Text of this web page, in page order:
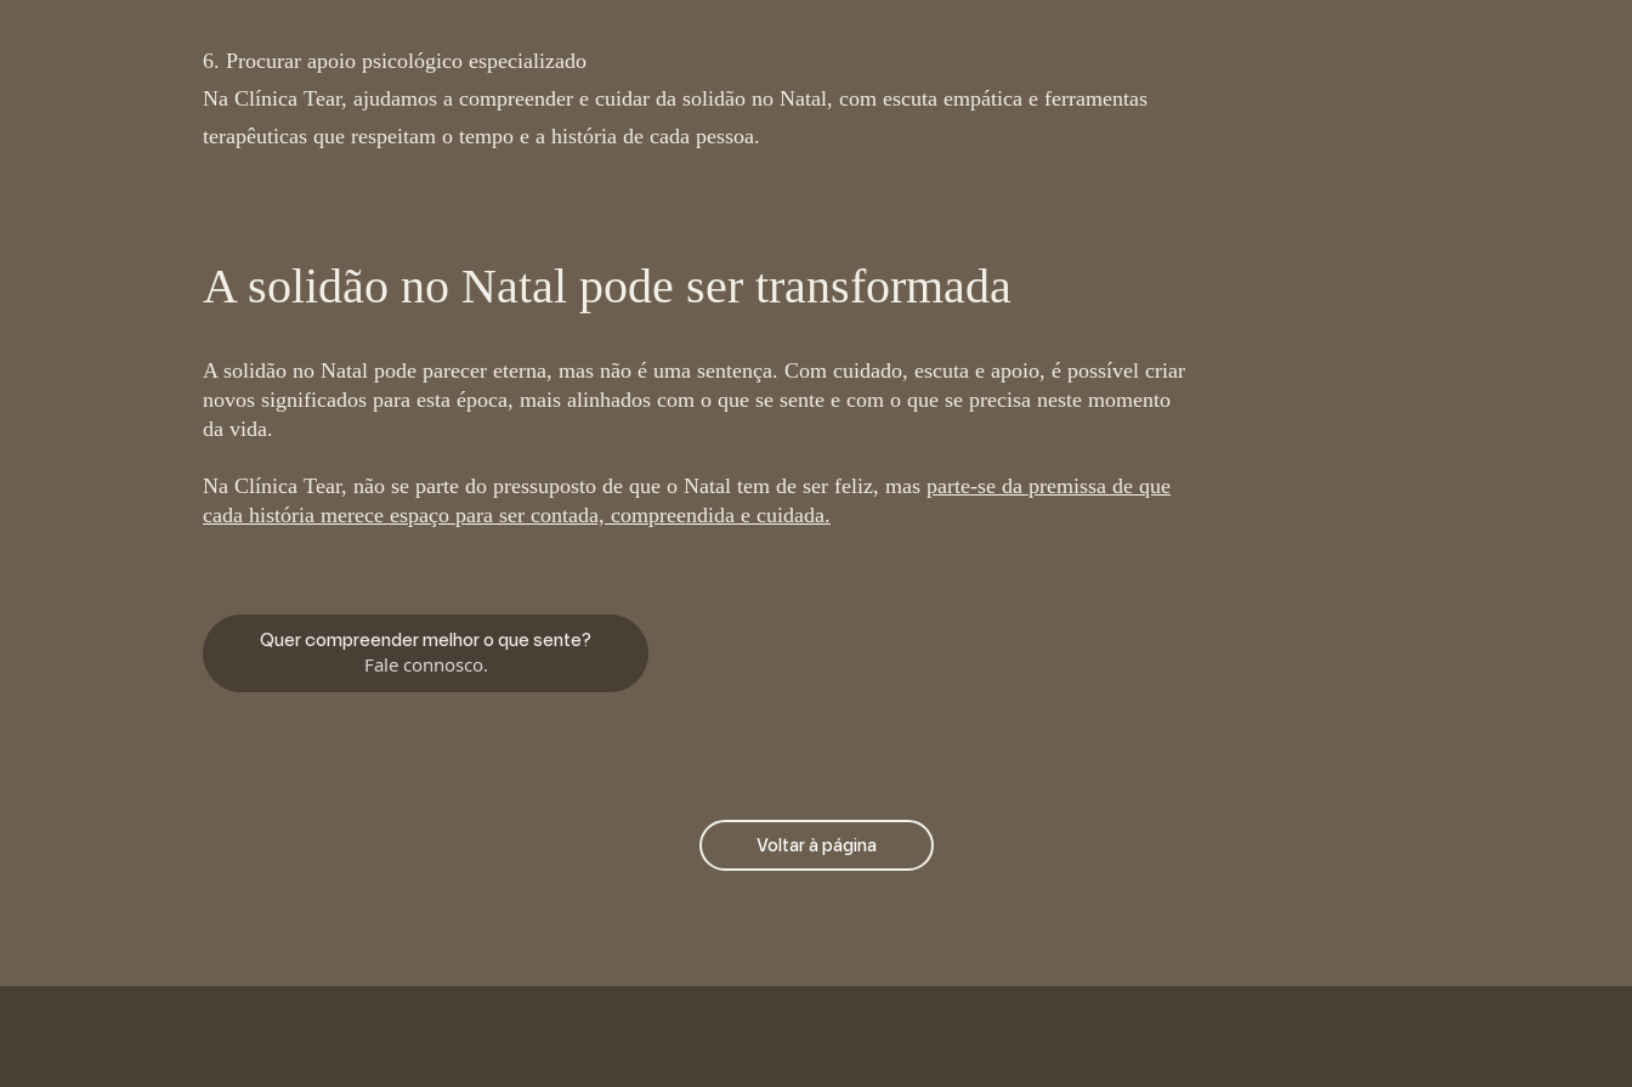
6. Procurar apoio psicológico especializado
Na Clínica Tear, ajudamos a compreender e cuidar da solidão no Natal, com escuta empática e ferramentas
terapêuticas que respeitam o tempo e a história de cada pessoa.
A solidão no Natal pode ser transformada
A solidão no Natal pode parecer eterna, mas não é uma sentença. Com cuidado, escuta e apoio, é possível criar
novos significados para esta época, mais alinhados com o que se sente e com o que se precisa neste momento
da vida.
Na Clínica Tear, não se parte do pressuposto de que o Natal tem de ser feliz, mas parte-se da premissa de que
cada história merece espaço para ser contada, compreendida e cuidada.
Quer compreender melhor o que sente?
Fale connosco.
Voltar à página